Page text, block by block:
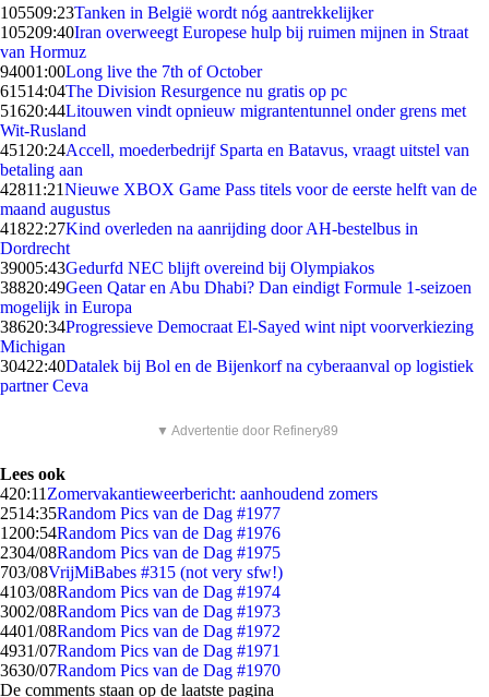
105509:23Tanken in België wordt nóg aantrekkelijker
105209:40Iran overweegt Europese hulp bij ruimen mijnen in Straat
van Hormuz
94001:00Long live the 7th of October
61514:04The Division Resurgence nu gratis op pc
51620:44Litouwen vindt opnieuw migrantentunnel onder grens met
Wit-Rusland
451 20:24Accell, moederbedrijf Sparta en Batavus, vraagt uitstel van
betaling aan
42811:21Nieuwe XBOX Game Pass titels voor de eerste helft van de
maand augustus
41822:27Kind overleden na aanrijding door AH-bestelbus in
Dordrecht
39005:43Gedurfd NEC blijft overeind bij Olympiakos
38820:49Geen Qatar en Abu Dhabi? Dan eindigt Formule 1-seizoen
mogelijk in Europa
38620:34Progressieve Democraat El-Sayed wint nipt voorverkiezing
Michigan
30422:40Datalek bij Bol en de Bijenkorf na cyberaanval op logistiek
partner Ceva
▼ Advertentie door Refinery89
Lees ook
420:11 Zomervakantieweerbericht: aanhoudend zomers
2514:35Random Pics van de Dag #1977
1200:54Random Pics van de Dag #1976
2304/08Random Pics van de Dag #1975
703/08VrijMiBabes #315 (not very sfw!)
4103/08Random Pics van de Dag #1974
3002/08Random Pics van de Dag #1973
4401/08Random Pics van de Dag #1972
4931/07Random Pics van de Dag #1971
3630/07Random Pics van de Dag #1970
De comments staan op de laatste pagina